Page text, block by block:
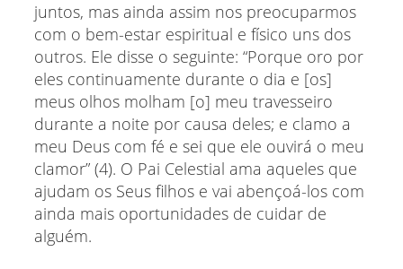
juntos, mas ainda assim nos preocuparmos
com o bem-estar espiritual e físico uns dos
outros. Ele disse o seguinte: “Porque oro por
eles continuamente durante o dia e [os]
meus olhos molham [o] meu travesseiro
durante a noite por causa deles; e clamo a
meu Deus com fé e sei que ele ouvirá o meu
clamor” (4). O Pai Celestial ama aqueles que
ajudam os Seus filhos e vai abençoá-los com
ainda mais oportunidades de cuidar de
alguém.